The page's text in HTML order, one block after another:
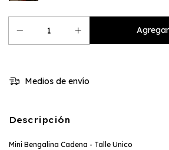
Medios de envío
Descripción
Mini Bengalina Cadena - Talle Unico